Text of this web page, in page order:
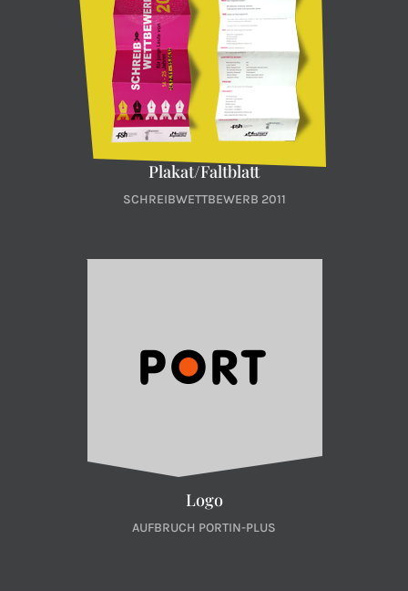
Plakat/Faltblatt
SCHREIBWETTBEWERB 2011
Logo
AUFBRUCH PORTIN-PLUS